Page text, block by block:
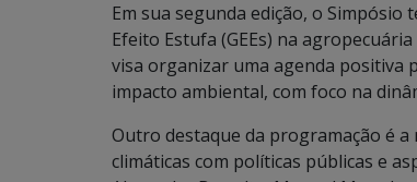
Em sua segunda edição, o Simpósio
Efeito Estufa (GEEs) na
visa organizar uma agenda positiva
impacto ambiental, com foco na
Outro destaque da programação é a
climáticas com políticas públicas e